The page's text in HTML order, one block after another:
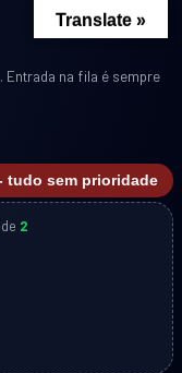
na fila é sempre
tudo sem prioridade
2
Translate »